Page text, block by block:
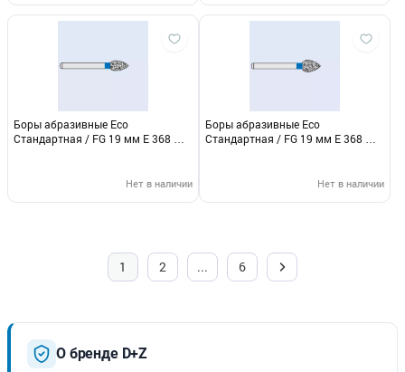
Боры абразивные Eco
Стандартная / FG 19 мм E 368 M
Нет в наличии
Боры абразивные Eco
Стандартная / FG 19 мм E 368 M
Нет в наличии
1 2 ... 6
О бренде D+Z